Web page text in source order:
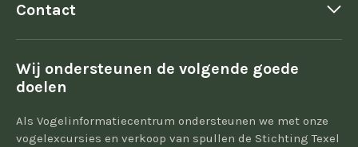
Contact
Wij ondersteunen de volgende goede
doelen
Als Vogelinformatiecentrum ondersteunen we met onze
vogelexcursies en verkoop van spullen de Stichting Texel